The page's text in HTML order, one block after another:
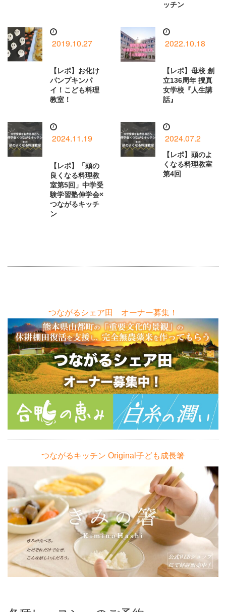
ッチン
2019.10.27
【レポ】お化け
パンプキンパ
イ！こども料理
教室！
2022.10.18
【レポ】母校 創
立136周年 捜真
女学校『人生講
話』
2024.11.19
【レポ】「頭の
良くなる料理教
室第5回」中学受
験学習塾伸学会×
つながるキッチ
ン
2024.07.2
【レポ】頭のよ
くなる料理教室
第4回
つながるシェア田 オーナー募集！
つながるキッチン Original子ども成長箸